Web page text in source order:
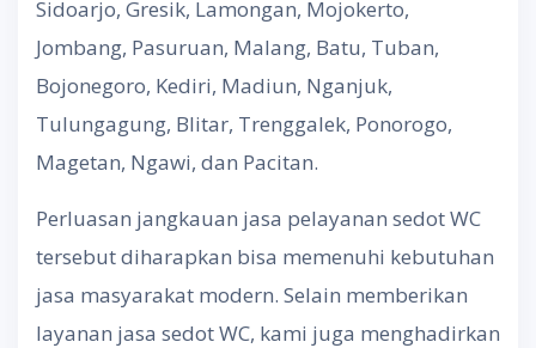
Sidoarjo, Gresik, Lamongan, Mojokerto,
Jombang, Pasuruan, Malang, Batu, Tuban,
Bojonegoro, Kediri, Madiun, Nganjuk,
Tulungagung, Blitar, Trenggalek, Ponorogo,
Magetan, Ngawi, dan Pacitan.
Perluasan jangkauan jasa pelayanan sedot WC
tersebut diharapkan bisa memenuhi kebutuhan
jasa masyarakat modern. Selain memberikan
layanan jasa sedot WC, kami juga menghadirkan